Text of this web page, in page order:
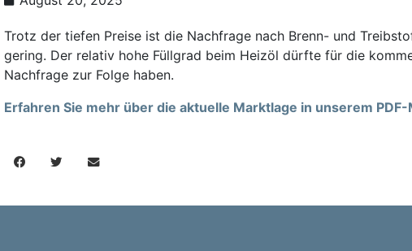
Trotz der tiefen Preise ist die Nachfrage nach Brenn- und
gering. Der relativ hohe Füllgrad beim Heizöl dürfte für die
Nachfrage zur Folge haben.
Erfahren Sie mehr über die aktuelle Marktlage in unserem